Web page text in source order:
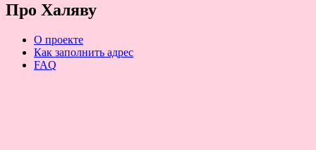
Про Халяву
О проекте
Как заполнить адрес
FAQ